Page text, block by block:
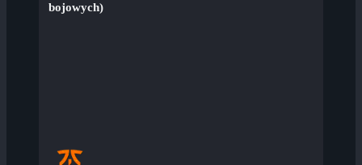
bojowych)